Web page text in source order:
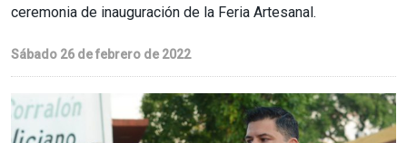
ceremonia de inauguración de la Feria Artesanal.
Sábado 26 de febrero de 2022